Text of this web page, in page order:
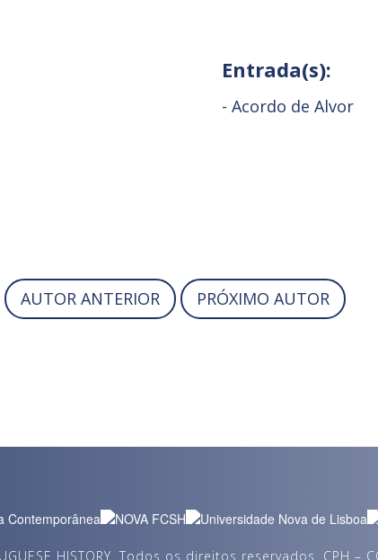
Entrada(s):
- Acordo de Alvor
AUTOR ANTERIOR PRÓXIMO AUTOR
HISTORY. Todos os direitos reservados. CPH –